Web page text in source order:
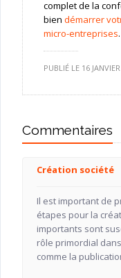
complet de la
bien démarrer
micro-entreprises.
PUBLIÉ LE 16
Commentaires
Création société
Il est important de
étapes pour la
importants sont
rôle primordial
comme la